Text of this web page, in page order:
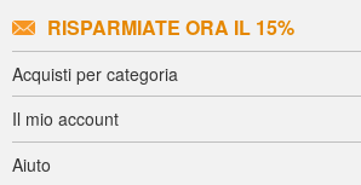
RISPARMIATE ORA IL 15%
Acquisti per categoria
Il mio account
Aiuto